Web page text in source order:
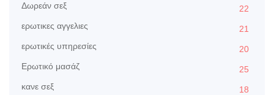
Δωρεάν σεξ
22
ερωτικες αγγελιες
21
ερωτικές υπηρεσίες
20
Ερωτικό μασάζ
25
κανε σεξ
18